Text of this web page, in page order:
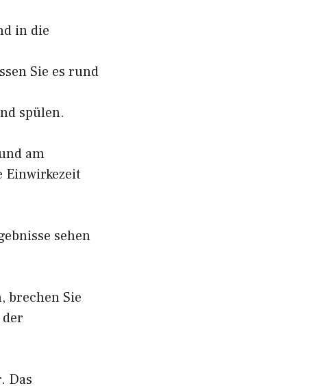
in die
Sie es rund
spülen.
am
Einwirkezeit
sehen
brechen Sie
Das